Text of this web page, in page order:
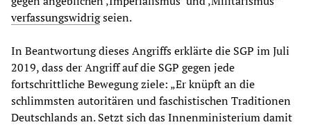
verfassungswidrigseien.
In Beantwortung dieses Angriffs erklärte die SGP im Juli
2019, dass der Angriff auf die SGP gegen jede
fortschrittliche Bewegung ziele: „Er knüpft an die
schlimmsten autoritären und faschistischen Traditionen
Deutschlands an. Setzt sich das Innenministerium damit